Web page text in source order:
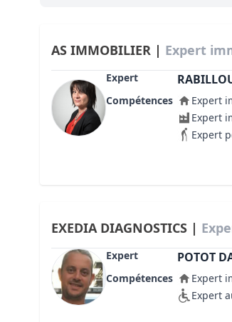
Règles d’urbanisme
Pathologies des
Lecture et
Droit de
Estimer le droit au
AS IMMOBILIER | Expert
Expert
Compétences
Expert
Expert
Expert
EXEDIA DIAGNOSTICS |
Expert POTOT
Compétences
Expert
Expert